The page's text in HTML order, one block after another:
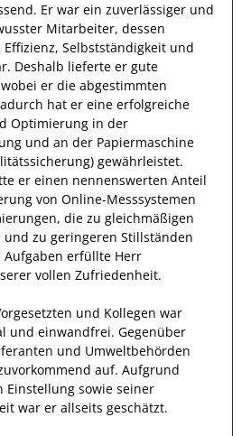
Er war ein zuverlässiger und
Mitarbeiter, dessen
Effizienz, Selbstständigkeit und
Deshalb lieferte er gute
er die abgestimmten
hat er eine erfolgreiche
Optimierung in der
und an der Papiermaschine
gewährleistet.
er einen nennenswerten Anteil
von Online-Messsystemen
die zu gleichmäßigen
und zu geringeren Stillständen
Aufgaben erfüllte Herr
vollen Zufriedenheit.
und Kollegen war
und einwandfrei. Gegenüber
und Umweltbehörden
auf. Aufgrund
Einstellung sowie seiner
war er allseits geschätzt.